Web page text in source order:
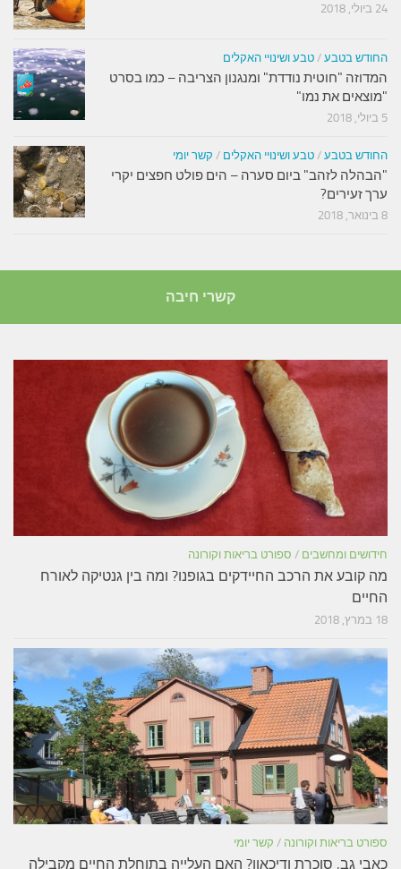
24 ביולי, 2018
החודש בטבע / טבע ושינויי האקלים
המדוזה "חוטית נודדת" ומנגנון הצריבה – כמו בסרט
"מוצאים את נמו"
5 ביולי, 2018
החודש בטבע / טבע ושינויי האקלים / קשר יומי
"הבהלה לזהב" ביום סערה – הים פולט חפצים יקרי
ערך זעירים?
8 בינואר, 2018
קשרי חיבה
חידושים ומחשבים / ספורט בריאות וקורונה
מה קובע את הרכב החיידקים בגופנו? ומה בין גנטיקה לאורח
החיים
18 במרץ, 2018
ספורט בריאות וקורונה / קשר יומי
כאבי גב, סוכרת ודיכאון? האם העלייה בתוחלת החיים מקבילה